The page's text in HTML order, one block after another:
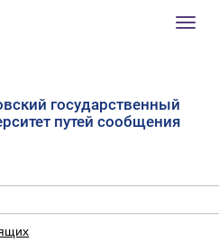
государственный
путей сообщения